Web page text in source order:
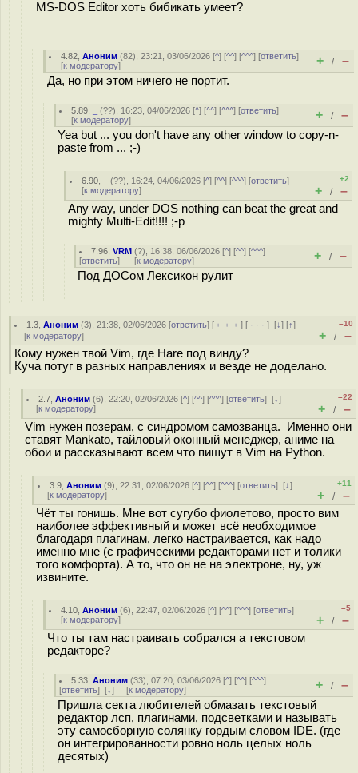
MS-DOS Editor хоть бибикать умеет?
4.82 ,Аноним (82), 23:21, 03/06/2026 [^] [^^] [^^^] [ответить]
[к модератору] + / –
Да, но при этом ничего не портит.
5.89 (??), 16:23, 04/06/2026 [^] [^^] [^^^] [ответить]
[к модератору] + / –
Yea but ... you don't have any other window to copy-n-
paste from ... ;-)
6.90 (??), 16:24, 04/06/2026 [^] [^^] [^^^] [ответить]
[к модератору]
+2
+ / –
Any way, under DOS nothing can beat the great and
mighty Multi-Edit!!!! ;-p
7.96 ,VRM (?), 16:38, 06/06/2026 [^] [^^] [^^^]
[ответить] [к модератору] + / –
Под ДОСом Лексикон рулит
1.3 ,Аноним (3), 21:38, 02/06/2026 [ответить] [ ﹢﹢﹢] [ · · ·][↓] [↑]
[к модератору]
–10
+ / –
Кому нужен твой Vim, где Hare под винду?
Куча потуг в разных направлениях и везде не доделано.
2.7 ,Аноним (6), 22:20, 02/06/2026 [^] [^^] [^^^] [ответить][↓]
[к модератору]
–22
+ / –
Vim нужен позерам, с синдромом самозванца. Именно они
ставят Mankato, тайловый оконный менеджер, аниме на
обои и рассказывают всем что пишут в Vim на Python.
3.9 ,Аноним (9), 22:31, 02/06/2026 [^] [^^] [^^^] [ответить][↓]
[к модератору]
+11
+ / –
Чёт ты гонишь. Мне вот сугубо фиолетово, просто вим
наиболее эффективный и может всё необходимое
благодаря плагинам, легко настраивается, как надо
именно мне (с графическими редакторами нет и толики
того комфорта). А то, что он не на электроне, ну, уж
извините.
4.10 ,Аноним (6), 22:47, 02/06/2026 [^] [^^] [^^^] [ответить]
[к модератору]
–5
+ / –
Что ты там настраивать собрался а текстовом
редакторе?
5.33 ,Аноним (33), 07:20, 03/06/2026 [^] [^^] [^^^]
[ответить] [↓] [к модератору] + / –
Пришла секта любителей обмазать текстовый
редактор лсп, плагинами, подсветками и называть
эту самосборную солянку гордым словом IDE. (где
он интегрированности ровно ноль целых ноль
десятых)